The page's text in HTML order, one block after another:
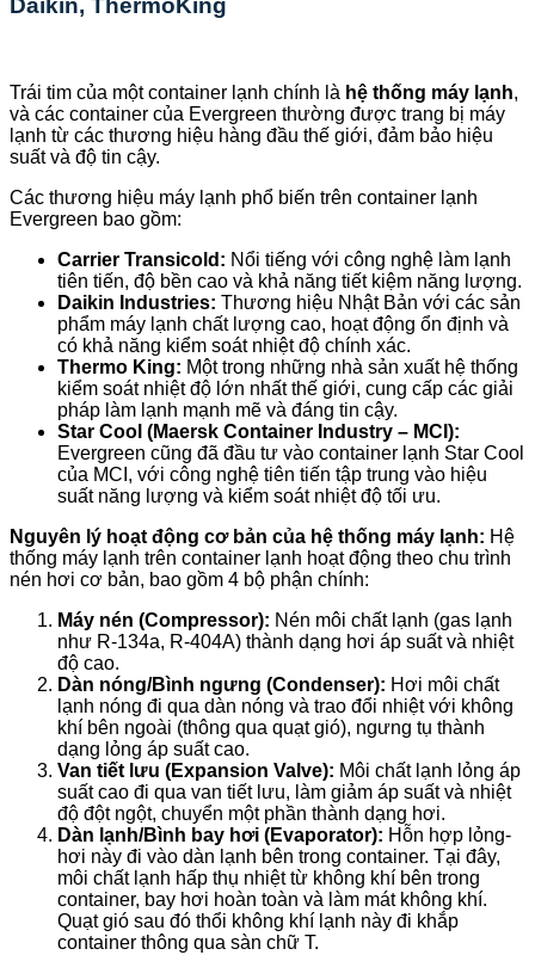
Daikin, ThermoKing
Trái tim của một container lạnh chính là hệ thống máy lạnh,
và các container của Evergreen thường được trang bị máy
lạnh từ các thương hiệu hàng đầu thế giới, đảm bảo hiệu
suất và độ tin cậy.
Các thương hiệu máy lạnh phổ biến trên container lạnh
Evergreen bao gồm:
Carrier Transicold: Nổi tiếng với công nghệ làm lạnh
tiên tiến, độ bền cao và khả năng tiết kiệm năng lượng.
Daikin Industries: Thương hiệu Nhật Bản với các sản
phẩm máy lạnh chất lượng cao, hoạt động ổn định và
có khả năng kiểm soát nhiệt độ chính xác.
Thermo King: Một trong những nhà sản xuất hệ thống
kiểm soát nhiệt độ lớn nhất thế giới, cung cấp các giải
pháp làm lạnh mạnh mẽ và đáng tin cậy.
Star Cool (Maersk Container Industry – MCI):
Evergreen cũng đã đầu tư vào container lạnh Star Cool
của MCI, với công nghệ tiên tiến tập trung vào hiệu
suất năng lượng và kiểm soát nhiệt độ tối ưu.
Nguyên lý hoạt động cơ bản của hệ thống máy lạnh: Hệ
thống máy lạnh trên container lạnh hoạt động theo chu trình
nén hơi cơ bản, bao gồm 4 bộ phận chính:
Máy nén (Compressor): Nén môi chất lạnh (gas lạnh
như R-134a, R-404A) thành dạng hơi áp suất và nhiệt
độ cao.
Dàn nóng/Bình ngưng (Condenser): Hơi môi chất
lạnh nóng đi qua dàn nóng và trao đổi nhiệt với không
khí bên ngoài (thông qua quạt gió), ngưng tụ thành
dạng lỏng áp suất cao.
Van tiết lưu (Expansion Valve): Môi chất lạnh lỏng áp
suất cao đi qua van tiết lưu, làm giảm áp suất và nhiệt
độ đột ngột, chuyển một phần thành dạng hơi.
Dàn lạnh/Bình bay hơi (Evaporator): Hỗn hợp lỏng-
hơi này đi vào dàn lạnh bên trong container. Tại đây,
môi chất lạnh hấp thụ nhiệt từ không khí bên trong
container, bay hơi hoàn toàn và làm mát không khí.
Quạt gió sau đó thổi không khí lạnh này đi khắp
container thông qua sàn chữ T.